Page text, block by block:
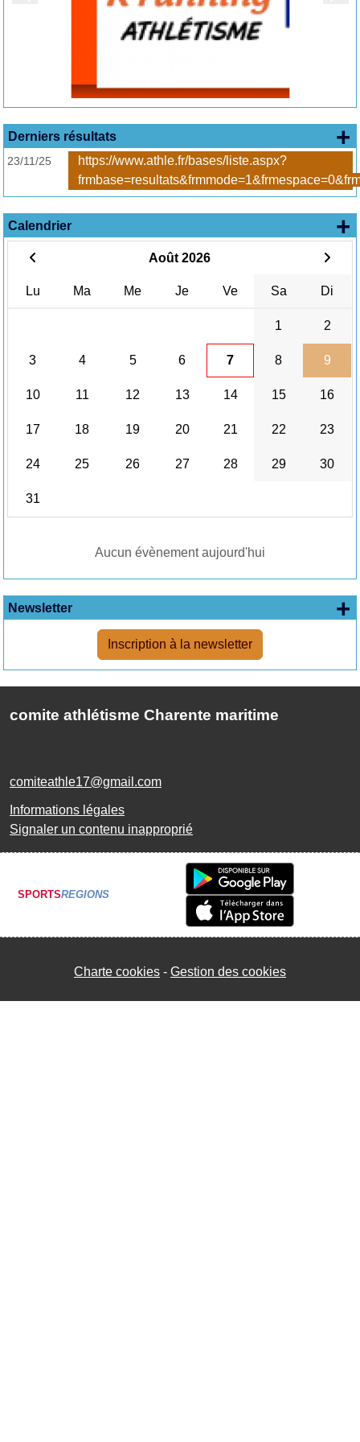
Derniers résultats
23/11/25
https://www.athle.fr/bases/liste.aspx?
+
Calendrier
Août 2026
Lu Ma Me Je Ve Sa Di
1 2
3 4 5 6 7 8 9
10 11 12 13 14 15 16
17 18 19 20 21 22 23
24 25 26 27 28 29 30
31
Aucun évènement aujourd'hui
+
Newsletter
Inscription à la newsletter
+
comite athlétisme Charente maritime
comiteathle17@gmail.com
Informations légales
Signaler un contenu inapproprié
SPORTSREGIONS
Charte cookies Gestion des cookies